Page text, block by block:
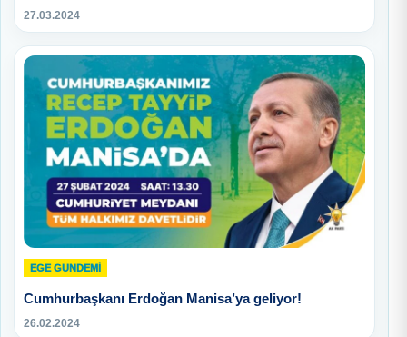
27.03.2024
EGE GUNDEMİ
Cumhurbaşkanı Erdoğan Manisa’ya geliyor!
26.02.2024